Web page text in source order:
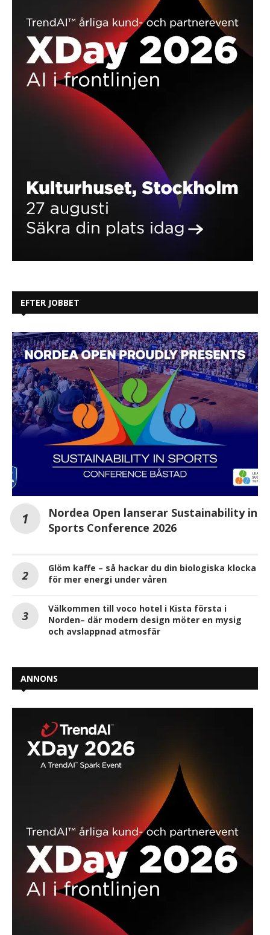
EFTER JOBBET
Nordea Open lanserar Sustainability in
Sports Conference 2026
Glöm kaffe – så hackar du din biologiska klocka
för mer energi under våren
Välkommen till voco hotel i Kista första i
Norden– där modern design möter en mysig
och avslappnad atmosfär
ANNONS